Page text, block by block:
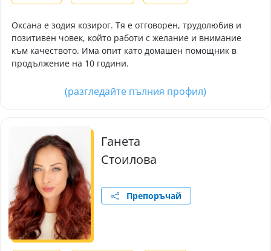
Оксана е зодия козирог. Тя е отговорен, трудолюбив и
позитивен човек, който работи с желание и внимание
към качеството. Има опит като домашен помощник в
продължение на 10 години.
(разгледайте пълния профил)
Ганета
Стоилова
Препоръчай